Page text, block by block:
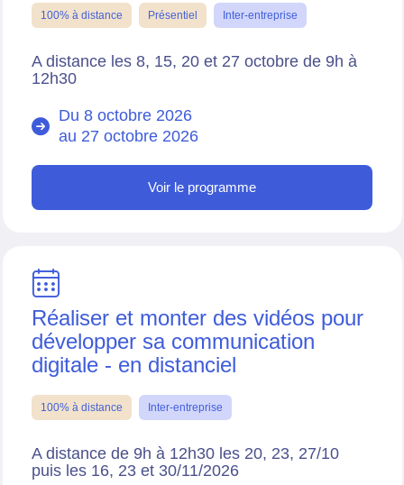
100% à distance Présentiel Inter-entreprise
A distance les 8, 15, 20 et 27 octobre de 9h à
12h30
Du 8 octobre 2026
au 27 octobre 2026
Voir le programme
Réaliser et monter des vidéos pour
développer sa communication
digitale - en distanciel
100% à distance Inter-entreprise
A distance de 9h à 12h30 les 20, 23, 27/10
puis les 16, 23 et 30/11/2026